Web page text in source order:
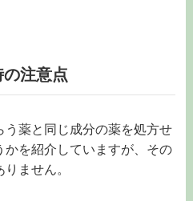
注意点
う薬と同じ成分の薬を処方せ
かを紹介していますが、その
ません。